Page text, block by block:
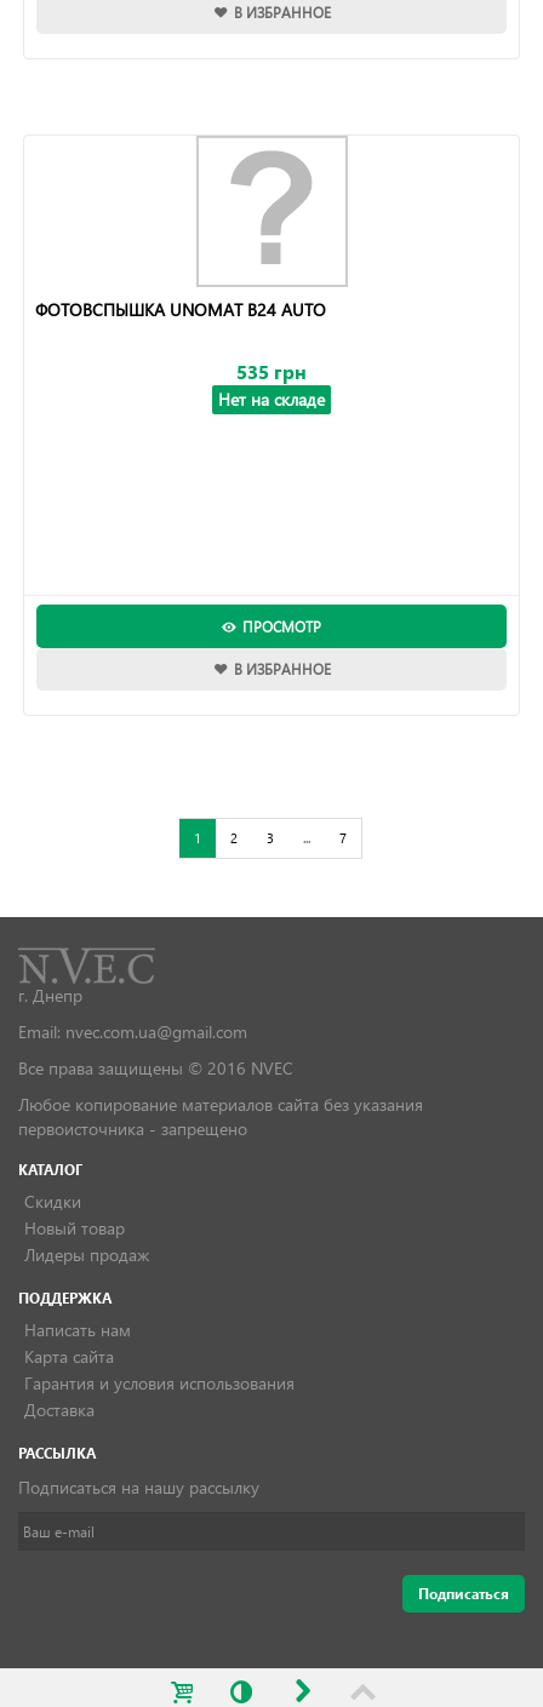
В ИЗБРАННОЕ
ФОТОВСПЫШКА UNOMAT В24 AUTO
535 грн
Нет на складе
ПРОСМОТР
В ИЗБРАННОЕ
1 2 3 ... 7
г. Днепр
Email: nvec.com.ua@gmail.com
Все права защищены © 2016 NVEC
Любое копирование материалов сайта без указания
первоисточника - запрещено
КАТАЛОГ
Скидки
Новый товар
Лидеры продаж
ПОДДЕРЖКА
Написать нам
Карта сайта
Гарантия и условия использования
Доставка
РАССЫЛКА
Подписаться на нашу рассылку